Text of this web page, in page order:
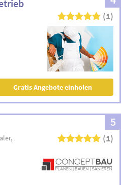
(1)
Gratis Angebote einholen
5
(1)